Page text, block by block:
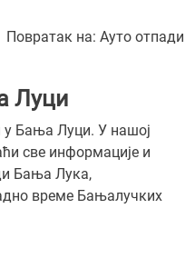
Повратак на: Ауто отпади
Луци
у Бања Луци. У нашој
све информације и
Бања Лука,
време Бањалучких